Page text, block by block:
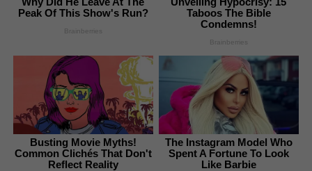
Peak Of This Show's Run?
Brainberries
Taboos The Bible
Condemns!
Brainberries
Busting Movie Myths!
Common Clichés That Don't
Reflect Reality
The Instagram Model Who
Spent A Fortune To Look
Like Barbie